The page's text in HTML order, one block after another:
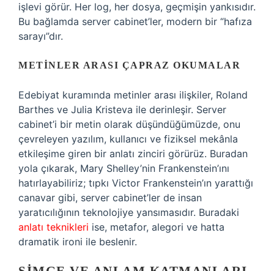
işlevi görür. Her log, her dosya, geçmişin yankısıdır.
Bu bağlamda server cabinet’ler, modern bir “hafıza
sarayı”dır.
METINLER ARASI ÇAPRAZ OKUMALAR
Edebiyat kuramında metinler arası ilişkiler, Roland
Barthes ve Julia Kristeva ile derinleşir. Server
cabinet’i bir metin olarak düşündüğümüzde, onu
çevreleyen yazılım, kullanıcı ve fiziksel mekânla
etkileşime giren bir anlatı zinciri görürüz. Buradan
yola çıkarak, Mary Shelley’nin Frankenstein’ını
hatırlayabiliriz; tıpkı Victor Frankenstein’ın yarattığı
canavar gibi, server cabinet’ler de insan
yaratıcılığının teknolojiye yansımasıdır. Buradaki
anlatı teknikleri ise, metafor, alegori ve hatta
dramatik ironi ile beslenir.